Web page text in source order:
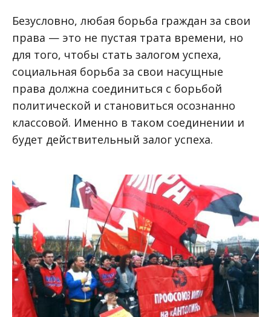
Безусловно, любая борьба граждан за свои
права — это не пустая трата времени, но
для того, чтобы стать залогом успеха,
социальная борьба за свои насущные
права должна соединиться с борьбой
политической и становиться осознанно
классовой. Именно в таком соединении и
будет действительный залог успеха.